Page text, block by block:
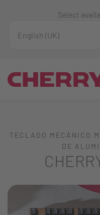
Select
TECLADO MECÁNICO
DE